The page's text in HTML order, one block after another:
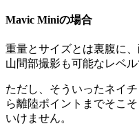
Mavic Miniの場合
重量とサイズとは裏腹に
山間部撮影も可能なレベル
ただし、そういったネイ
ら離陸ポイントまでそこ
いけません。